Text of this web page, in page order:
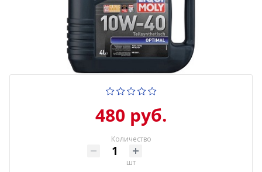
480 руб.
Количество
шт